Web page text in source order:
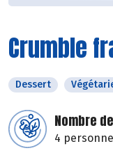
Crumble
Dessert
Nombre
4